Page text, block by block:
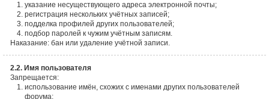
указание несуществующего адреса электронной почты;
регистрация нескольких учётных записей;
подделка профилей других пользователей;
подбор паролей к чужим учётным записям.
Наказание: бан или удаление учётной записи.
2.2. Имя пользователя
Запрещается:
использование имён, схожих с именами других пользователей
форума;